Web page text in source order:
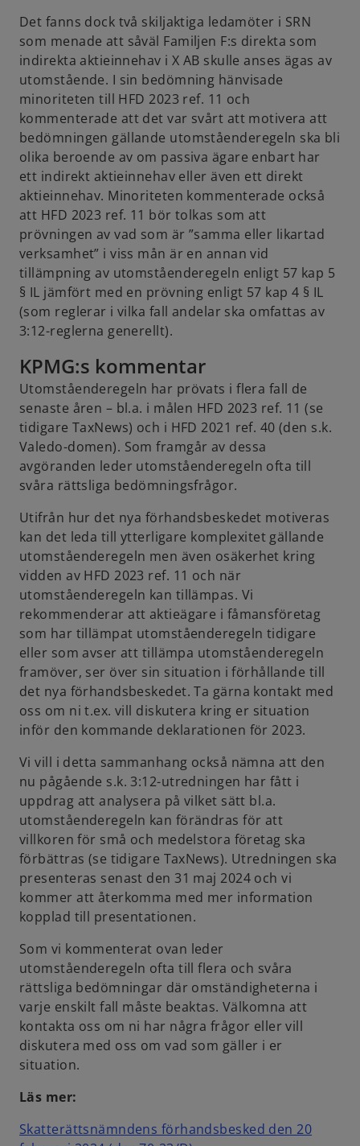
Det fanns dock två skiljaktiga ledamöter i SRN
som menade att såväl Familjen F:s direkta som
indirekta aktieinnehav i X AB skulle anses ägas av
utomstående. I sin bedömning hänvisade
minoriteten till HFD 2023 ref. 11 och
kommenterade att det var svårt att motivera att
bedömningen gällande utomståenderegeln ska bli
olika beroende av om passiva ägare enbart har
ett indirekt aktieinnehav eller även ett direkt
aktieinnehav. Minoriteten kommenterade också
att HFD 2023 ref. 11 bör tolkas som att
prövningen av vad som är ”samma eller likartad
verksamhet” i viss mån är en annan vid
tillämpning av utomståenderegeln enligt 57 kap 5
§ IL jämfört med en prövning enligt 57 kap 4 § IL
(som reglerar i vilka fall andelar ska omfattas av
3:12-reglerna generellt).
KPMG:s kommentar
Utomståenderegeln har prövats i flera fall de
senaste åren – bl.a. i målen HFD 2023 ref. 11 (se
tidigare TaxNews) och i HFD 2021 ref. 40 (den s.k.
Valedo-domen). Som framgår av dessa
avgöranden leder utomståenderegeln ofta till
svåra rättsliga bedömningsfrågor.
Utifrån hur det nya förhandsbeskedet motiveras
kan det leda till ytterligare komplexitet gällande
utomståenderegeln men även osäkerhet kring
vidden av HFD 2023 ref. 11 och när
utomståenderegeln kan tillämpas. Vi
rekommenderar att aktieägare i fåmansföretag
som har tillämpat utomståenderegeln tidigare
eller som avser att tillämpa utomståenderegeln
framöver, ser över sin situation i förhållande till
det nya förhandsbeskedet. Ta gärna kontakt med
oss om ni t.ex. vill diskutera kring er situation
inför den kommande deklarationen för 2023.
Vi vill i detta sammanhang också nämna att den
nu pågående s.k. 3:12-utredningen har fått i
uppdrag att analysera på vilket sätt bl.a.
utomståenderegeln kan förändras för att
villkoren för små och medelstora företag ska
förbättras (se tidigare TaxNews). Utredningen ska
presenteras senast den 31 maj 2024 och vi
kommer att återkomma med mer information
kopplad till presentationen.
Som vi kommenterat ovan leder
utomståenderegeln ofta till flera och svåra
rättsliga bedömningar där omständigheterna i
varje enskilt fall måste beaktas. Välkomna att
kontakta oss om ni har några frågor eller vill
diskutera med oss om vad som gäller i er
situation.
Läs mer:
Skatterättsnämndens förhandsbesked den 20